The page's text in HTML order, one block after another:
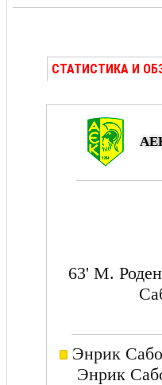
СТАТИСТИКА И
63' М.
Энрик
Энрик